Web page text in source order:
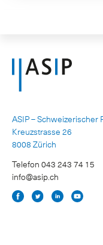
ASIP – Schweizerischer
Kreuzstrasse 26
8008 Zürich
Telefon 043 243 74 15
info@asip.ch